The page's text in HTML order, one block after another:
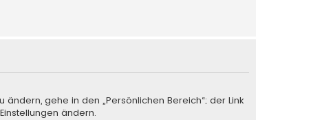
gehe in den „Persönlichen Bereich“; der Link
ändern.